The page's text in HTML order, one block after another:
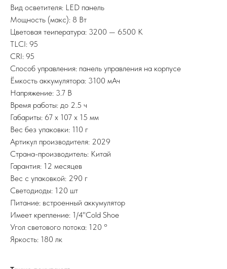
Вид осветителя: LED панель
Мощность (макс): 8 Вт
Цветовая теипература: 3200 — 6500 K
TLCI: 95
CRI: 95
Способ управления: панель управления на корпусе
Ёмкость аккумулятора: 3100 мАч
Напряжение: 3.7 В
Время работы: до 2.5 ч
Габариты: 67 x 107 x 15 мм
Вес без упаковки: 110 г
Артикул производителя: 2029
Страна-производитель: Китай
Гарантия: 12 месяцев
Вес с упаковкой: 290 г
Светодиоды: 120 шт
Питание: встроенный аккумулятор
Имеет крепление: 1/4"Cold Shoe
Угол светового потока: 120 °
Яркость: 180 лк